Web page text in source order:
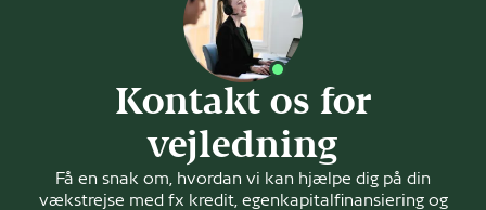
Kontakt os for
vejledning
Få en snak om, hvordan vi kan hjælpe dig på din
vækstrejse med fx kredit, egenkapitalfinansiering og